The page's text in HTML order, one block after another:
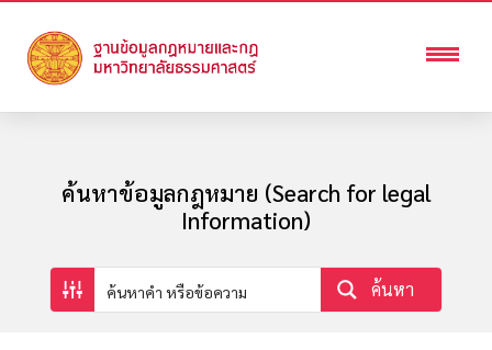
ค้นหาข้อมูลกฎหมาย (Search for legal
Information)
ค้นหา